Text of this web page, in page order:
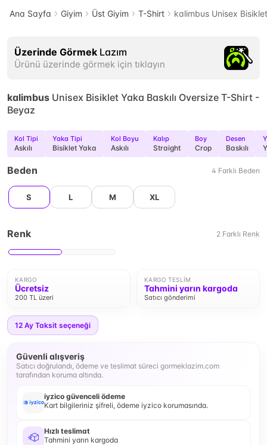
Ana Sayfa Giyim Üst Giyim T-Shirt kalimbus Unisex
Üzerinde Görmek Lazım
Ürünü üzerinde görmek için tıklayın
kalimbus Unisex Bisiklet Yaka Baskılı Oversize T-Shirt -
Beyaz
Kol Tipi
Askılı
Yaka Tipi
Bisiklet Yaka
Kol Boyu
Askılı
Kalıp
Straight
Boy
Crop
Desen
Baskılı
Beden 4 Farklı Beden
S L M XL
Renk 2 Farklı Renk
KARGO
Ücretsiz
200 TL üzeri
KARGO TESLIM
Tahmini yarın kargoda
Satıcı gönderimi
12 Ay Taksit seçeneği
Güvenli alışveriş
Satıcı doğrulandı, ödeme ve teslimat süreci gormeklazim.com
tarafından koruma altında.
iyzico güvenceli ödeme
Kart bilgileriniz şifreli, ödeme iyzico korumasında.
Hızlı teslimat
Tahmini yarın kargoda